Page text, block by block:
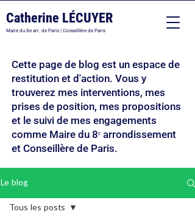
Catherine LÉCUYER
Maire du 8e arr. de Paris | Conseillère de Paris
Cette page de blog est un espace de
restitution et d'action. Vous y
trouverez mes interventions, mes
prises de position, mes propositions
et le suivi de mes engagements
comme Maire du 8ᵉ arrondissement
et Conseillère de Paris.
Le blog
Tous les posts